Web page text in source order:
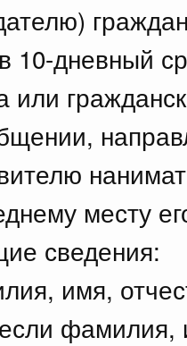
10-дневный
или
месту
сведения:
имя,
фамилия,
Показать еще